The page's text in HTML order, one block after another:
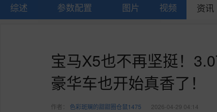
综述 参数配置 图片 视频 资讯
宝马X5也不再坚挺！
豪华车也开始真香了！
作者： 色彩斑斓的甜甜圈仓鼠1475 2026-04-29 04:14